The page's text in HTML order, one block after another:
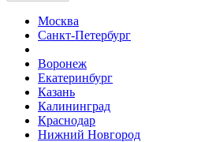
Москва
Санкт-Петербург
Воронеж
Екатеринбург
Казань
Калининград
Краснодар
Нижний Новгород